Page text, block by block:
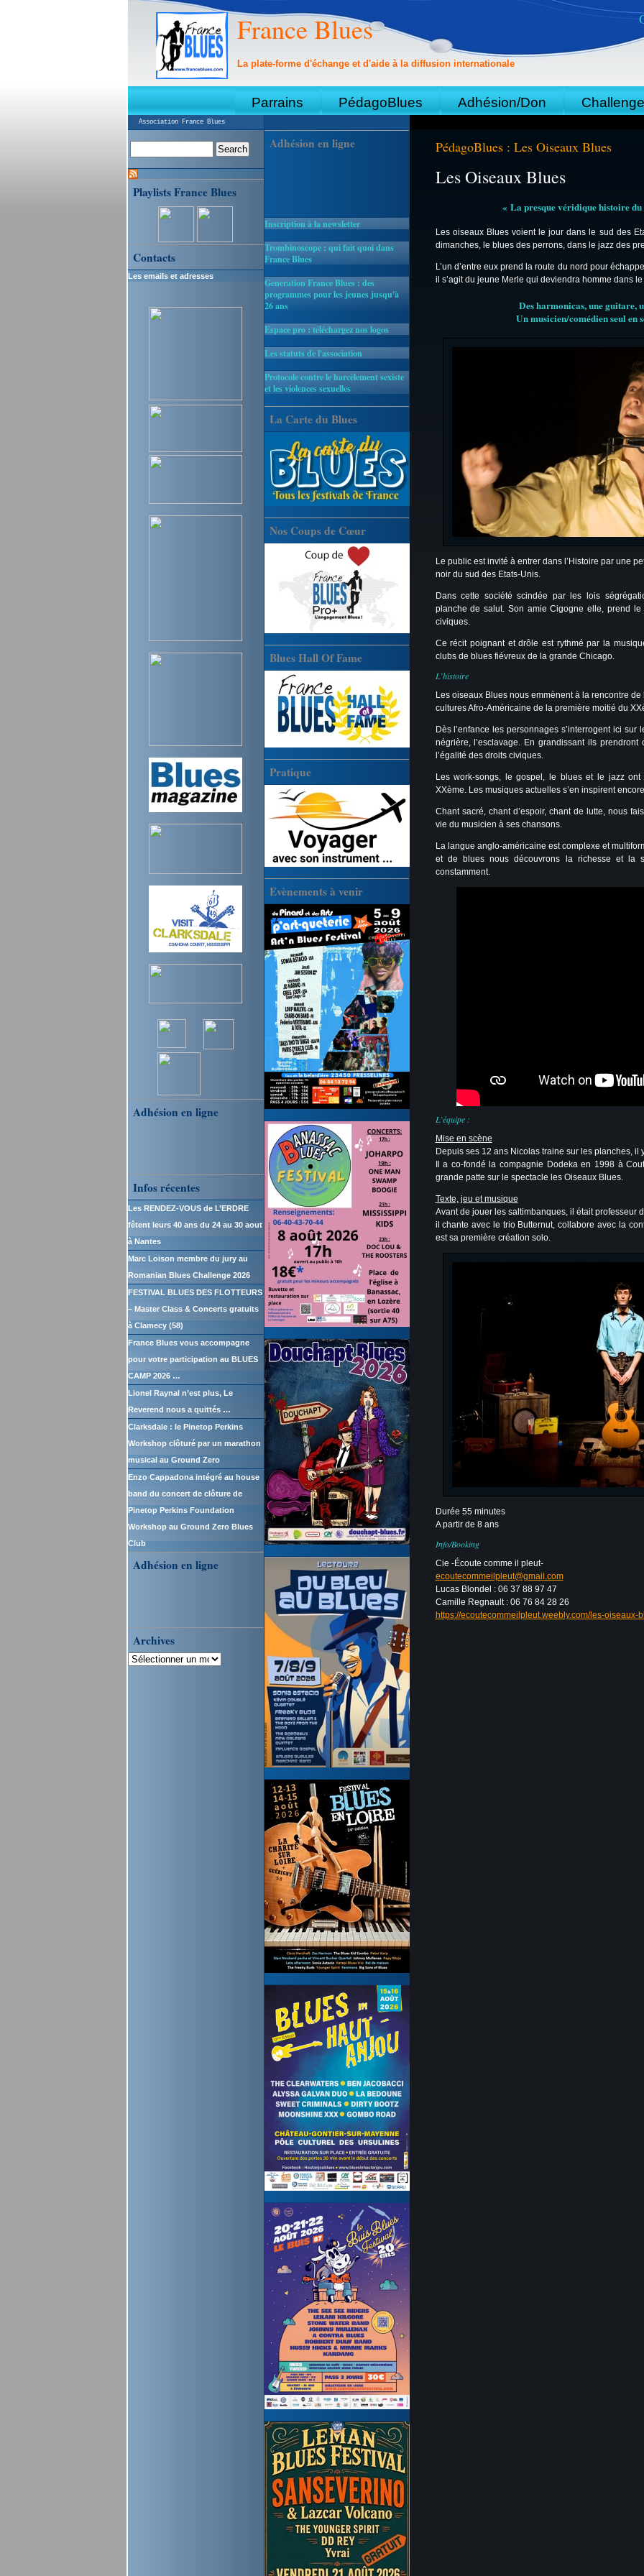
France Blues
La plate-forme d'échange et d'aide à la diffusion internationale
Parrains PédagoBlues Adhésion/Don
Association France Blues
PédagoBlues : Les Oiseaux Blues
Les Oiseaux Blues
« La presque véridique histoire
Les oiseaux Blues voient le jour dans le sud des
dimanches, le blues des perrons, dans le jazz des
L’un d’entre eux prend la route du nord pour
il s’agit du jeune Merle qui deviendra homme dans
Des harmonicas, une guitare,
Un musicien/comédien seul en
Le public est invité à entrer dans l’Histoire par une
noir du sud des Etats-Unis.
Dans cette société scindée par les lois
planche de salut. Son amie Cigogne elle, prend
civiques.
Ce récit poignant et drôle est rythmé par la
clubs de blues fiévreux de la grande Chicago.
L’histoire
Les oiseaux Blues nous emmènent à la rencontre
cultures Afro-Américaine de la première moitié du
Dès l’enfance les personnages s’interrogent ici
négrière, l’esclavage. En grandissant ils
l’égalité des droits civiques.
Les work-songs, le gospel, le blues et le jazz
XXème. Les musiques actuelles s’en inspirent
Chant sacré, chant d’espoir, chant de lutte, nous
vie du musicien à ses chansons.
La langue anglo-américaine est complexe et
et de blues nous découvrons la richesse et la
constamment.
L’équipe :
Mise en scène
Depuis ses 12 ans Nicolas traine sur les planches, il
Il a co-fondé la compagnie Dodeka en 1998 à
grande patte sur le spectacle les Oiseaux Blues.
Texte, jeu et musique
Avant de jouer les saltimbanques, il était professeur
il chante avec le trio Butternut, collabore avec la
est sa première création solo.
Durée 55 minutes
A partir de 8 ans
Info/Booking
Cie -Écoute comme il pleut-
ecoutecommeilpleut@gmail.com
Lucas Blondel : 06 37 88 97 47
Camille Regnault : 06 76 84 28 26
https://ecoutecommeilpleut.weebly.com/les-oiseaux-
Adhésion en ligne
Inscription à la newsletter
Trombinoscope : qui fait quoi dans
France Blues
Generation France Blues : des
programmes pour les jeunes jusqu'à
26 ans
Espace pro : téléchargez nos logos
Les statuts de l'association
Protocole contre le harcèlement sexiste
et les violences sexuelles
La Carte du Blues
Nos Coups de Cœur
Blues Hall Of Fame
Pratique
Evènements à venir
Playlists France Blues
Contacts
Les emails et adresses
Adhésion en ligne
Infos récentes
Les RENDEZ-VOUS de L’ERDRE
fêtent leurs 40 ans du 24 au 30 aout
à Nantes
Marc Loison membre du jury au
Romanian Blues Challenge 2026
FESTIVAL BLUES DES FLOTTEURS
– Master Class & Concerts gratuits
à Clamecy (58)
France Blues vous accompagne
pour votre participation au BLUES
CAMP 2026 …
Lionel Raynal n’est plus, Le
Reverend nous a quittés …
Clarksdale : le Pinetop Perkins
Workshop clôturé par un marathon
musical au Ground Zero
Enzo Cappadona intégré au house
band du concert de clôture de
Pinetop Perkins Foundation
Workshop au Ground Zero Blues
Club
Adhésion en ligne
Archives